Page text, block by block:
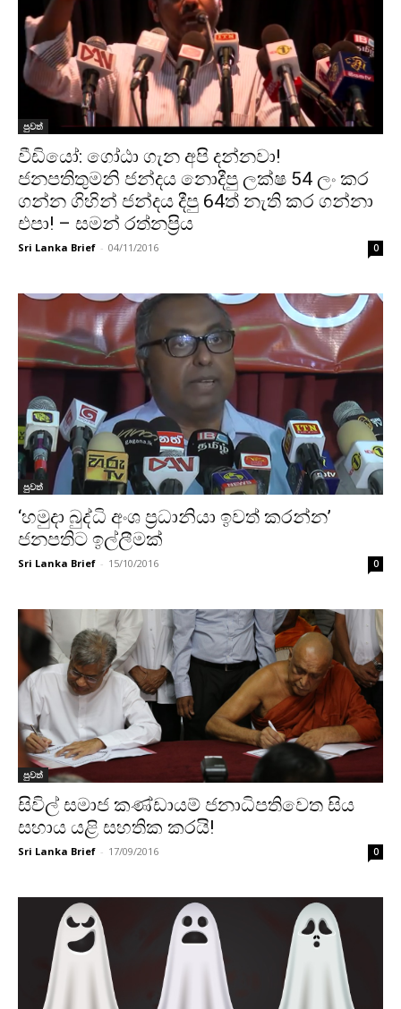
පුවත්
වීඩියෝ: ගෝඨා ගැන අපි දන්නවා!
ජනපතිතුමනි ජන්දය නොදීපු ලක්ෂ 54 ලං කර
ගන්න ගිහින් ජන්දය දීපු 64ත් නැති කර ගන්නා
එපා! – සමන් රත්නප්‍රිය
Sri Lanka Brief - 04/11/2016 0
පුවත්
‘හමුදා බුද්ධි අංශ ප්‍රධානියා ඉවත් කරන්න’
ජනපතිට ඉල්ලීමක්
Sri Lanka Brief - 15/10/2016 0
පුවත්
සිවිල් සමාජ කණ්ඩායම් ජනාධිපතිවෙත සිය
සහාය යළි සහතික කරයි!
Sri Lanka Brief - 17/09/2016 0